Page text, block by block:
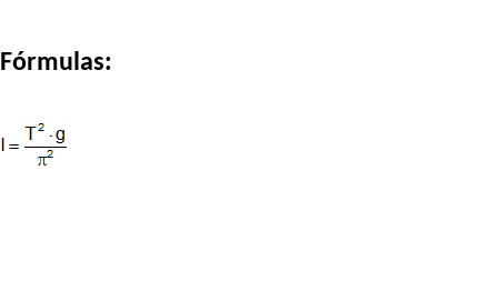
Fórmulas: